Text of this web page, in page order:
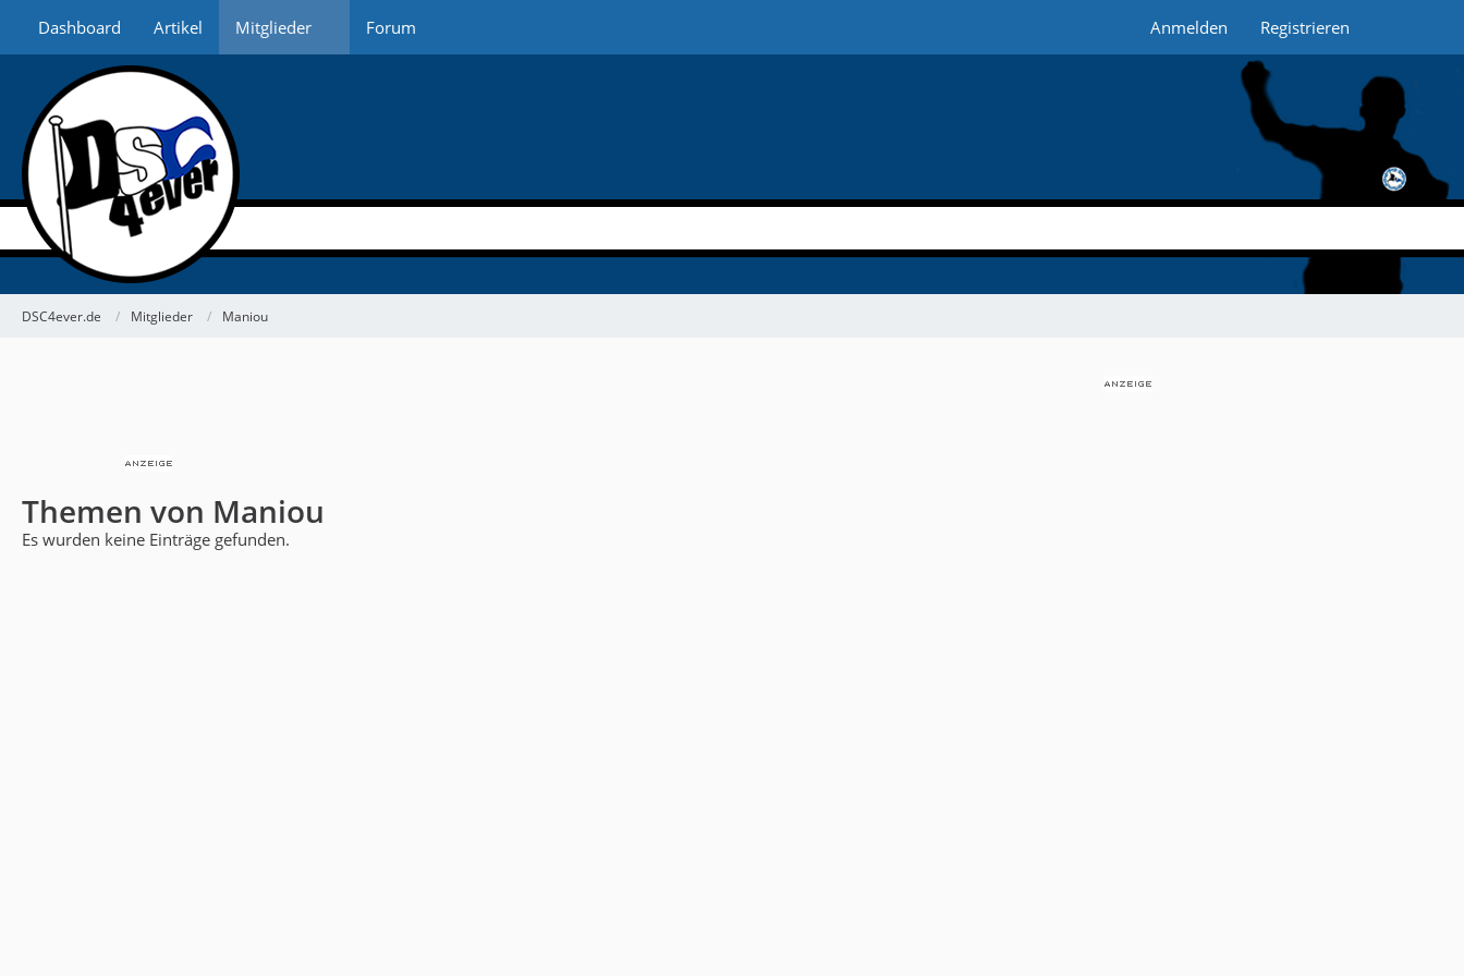
Dashboard Artikel Mitglieder Forum Anmelden Registrieren
DSC4ever.de Mitglieder Maniou
Themen von Maniou
Es wurden keine Einträge gefunden.